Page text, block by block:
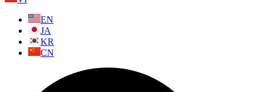
EN
JA
KR
CN